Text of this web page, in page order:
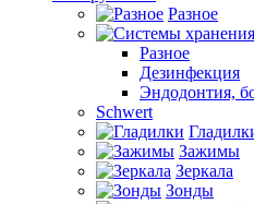
Разное
Разное
Дезинфекция
Эндодонтия,
Schwert
Зажимы
Зеркала
Зонды